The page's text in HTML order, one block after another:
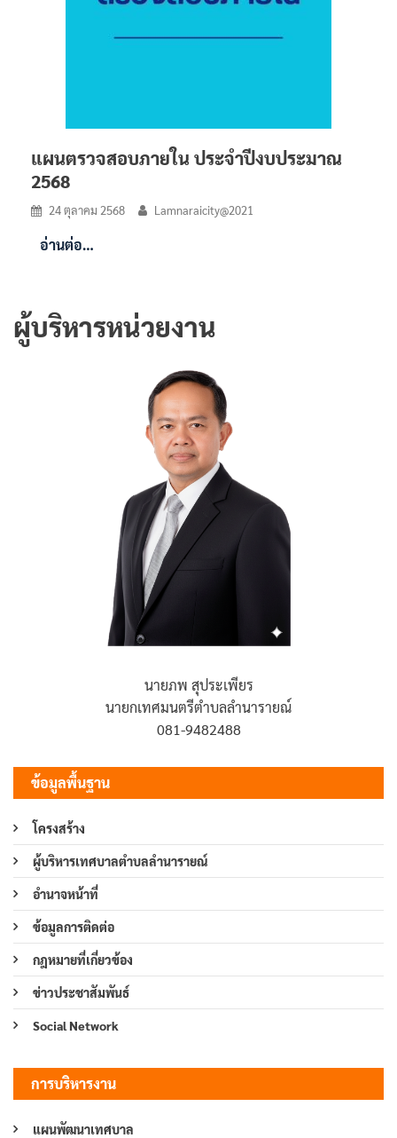
แผนตรวจสอบภายใน ประจำปีงบประมาณ
2568
24 ตุลาคม 2568 Lamnaraicity@2021
อ่านต่อ…
ผู้บริหารหน่วยงาน
นายภพ สุประเพียร
นายกเทศมนตรีตำบลลำนารายณ์
081-9482488
ข้อมูลพื้นฐาน
โครงสร้าง
ผู้บริหารเทศบาลตำบลลำนารายณ์
อำนาจหน้าที่
ข้อมูลการติดต่อ
กฎหมายที่เกี่ยวข้อง
ข่าวประชาสัมพันธ์
Social Network
การบริหารงาน
แผนพัฒนาเทศบาล